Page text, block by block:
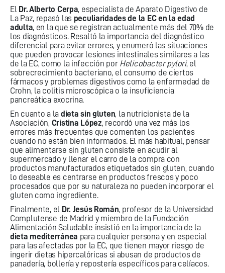
El Dr. Alberto Cerpa, especialista de Aparato Digestivo de
La Paz, repasó las peculiaridades de la EC en la edad
adulta, en la que se registran actualmente más del 70% de
los diagnósticos. Resaltó la importancia del diagnóstico
diferencial para evitar errores, y enumeró las situaciones
que pueden provocar lesiones intestinales similares a las
de la EC, como la infección por Helicobacter pylori, el
sobrecrecimiento bacteriano, el consumo de ciertos
fármacos y problemas digestivos como la enfermedad de
Crohn, la colitis microscópica o la insuficiencia
pancreática exocrina.
En cuanto a la dieta sin gluten, la nutricionista de la
Asociación, Cristina López, recordó una vez más los
errores más frecuentes que comenten los pacientes
cuando no están bien informados. El más habitual, pensar
que alimentarse sin gluten consiste en acudir al
supermercado y llenar el carro de la compra con
productos manufacturados etiquetados sin gluten, cuando
lo deseable es centrarse en productos frescos y poco
procesados que por su naturaleza no pueden incorporar el
gluten como ingrediente.
Finalmente, el Dr. Jesús Román, profesor de la Universidad
Complutense de Madrid y miembro de la Fundación
Alimentación Saludable insistió en la importancia de la
dieta mediterránea para cualquier persona y en especial
para las afectadas por la EC, que tienen mayor riesgo de
ingerir dietas hipercalóricas si abusan de productos de
panadería, bollería y repostería específicos para celíacos.